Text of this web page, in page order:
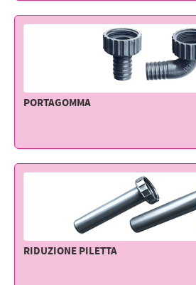
Elettricità - Segnalazione
Elettronica - Strumentazione
Arredo - Oggettistica
Lubrificanti - Collanti - Vernici -
PORTAGOMMA
RIDUZIONE PILETTA